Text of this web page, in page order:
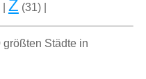
Z (31) |
Städte in